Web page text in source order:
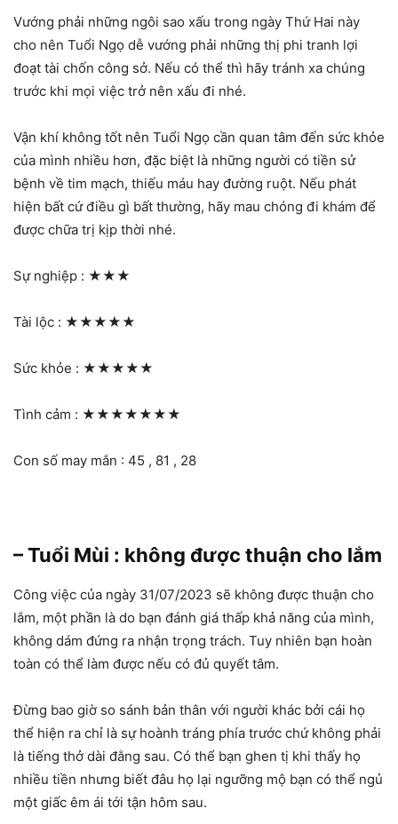
Vướng phải những ngôi sao xấu trong ngày Thứ Hai này
cho nên Tuổi Ngọ dễ vướng phải những thị phi tranh lợi
đoạt tài chốn công sở. Nếu có thể thì hãy tránh xa chúng
trước khi mọi việc trở nên xấu đi nhé.
Vận khí không tốt nên Tuổi Ngọ cần quan tâm đến sức khỏe
của mình nhiều hơn, đặc biệt là những người có tiền sử
bệnh về tim mạch, thiếu máu hay đường ruột. Nếu phát
hiện bất cứ điều gì bất thường, hãy mau chóng đi khám để
được chữa trị kịp thời nhé.
Sự nghiệp : ★★★
Tài lộc : ★★★★★
Sức khỏe : ★★★★★
Tình cảm : ★★★★★★★
Con số may mắn : 45 , 81 , 28
– Tuổi Mùi : không được thuận cho lắm
Công việc của ngày 31/07/2023 sẽ không được thuận cho
lắm, một phần là do bạn đánh giá thấp khả năng của mình,
không dám đứng ra nhận trọng trách. Tuy nhiên bạn hoàn
toàn có thể làm được nếu có đủ quyết tâm.
Đừng bao giờ so sánh bản thân với người khác bởi cái họ
thể hiện ra chỉ là sự hoành tráng phía trước chứ không phải
là tiếng thở dài đằng sau. Có thể bạn ghen tị khi thấy họ
nhiều tiền nhưng biết đâu họ lại ngưỡng mộ bạn có thể ngủ
một giấc êm ái tới tận hôm sau.